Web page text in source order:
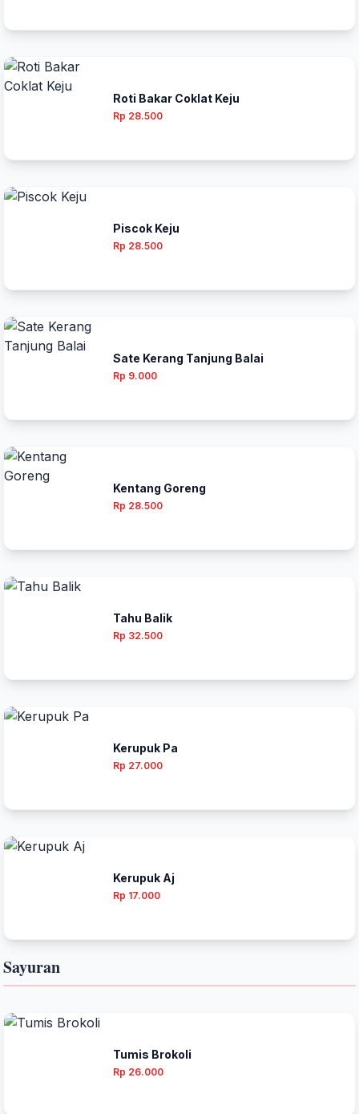
Roti Bakar Coklat Keju
Rp 28.500
Piscok Keju
Rp 28.500
Sate Kerang Tanjung Balai
Rp 9.000
Kentang Goreng
Rp 28.500
Tahu Balik
Rp 32.500
Kerupuk Pa
Rp 27.000
Kerupuk Aj
Rp 17.000
Sayuran
Tumis Brokoli
Rp 26.000